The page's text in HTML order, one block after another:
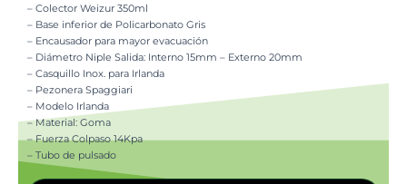
– Colector Weizur 350ml
– Base inferior de Policarbonato Gris
– Encausador para mayor evacuación
– Diámetro Niple Salida: Interno 15mm – Externo 20mm
– Casquillo Inox. para Irlanda
– Pezonera Spaggiari
– Modelo Irlanda
– Material: Goma
– Fuerza Colpaso 14Kpa
– Tubo de pulsado